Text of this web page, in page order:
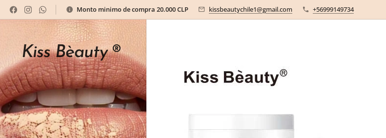
Monto minimo de compra 20.000 CLP kissbeautychile1@gmail.com +56999149734
Kiss Bèauty®